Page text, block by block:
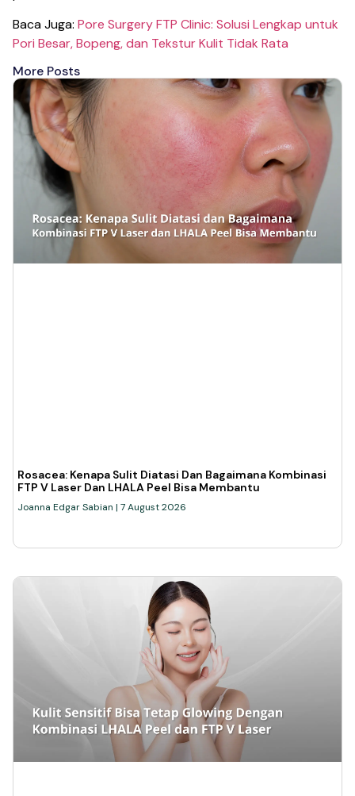
Baca Juga: Pore Surgery FTP Clinic: Solusi Lengkap untuk
Pori Besar, Bopeng, dan Tekstur Kulit Tidak Rata
More Posts
Rosacea: Kenapa Sulit Diatasi Dan Bagaimana Kombinasi
FTP V Laser Dan LHALA Peel Bisa Membantu
Joanna Edgar Sabian 7 August 2026